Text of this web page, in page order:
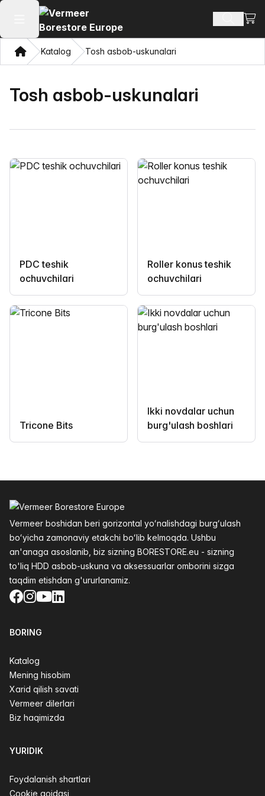
Asosiy menyuni ochish
Bosh sahifa
Katalog Tosh asbob-uskunalari
Tosh asbob-uskunalari
PDC teshik
ochuvchilari
Roller konus teshik
ochuvchilari
Tricone Bits
Ikki novdalar uchun
burg'ulash boshlari
Vermeer boshidan beri gorizontal yoʻnalishdagi burgʻulash
boʻyicha zamonaviy etakchi boʻlib kelmoqda. Ushbu
an'anaga asoslanib, biz sizning BORESTORE.eu - sizning
to'liq HDD asbob-uskuna va aksessuarlar omborini sizga
taqdim etishdan g'ururlanamiz.
Facebook
Instagram
YouTube
LinkedIn
BORING
Katalog
Mening hisobim
Xarid qilish savati
Vermeer dilerlari
Biz haqimizda
YURIDIK
Foydalanish shartlari
Cookie qoidasi